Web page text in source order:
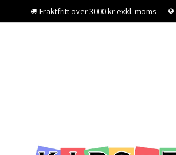
Fraktfritt över 3000 kr exkl. moms